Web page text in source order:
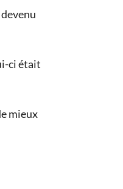
ci était
mieux